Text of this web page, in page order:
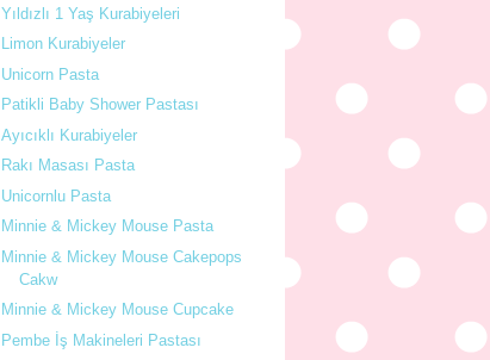
Yıldızlı 1 Yaş Kurabiyeleri
Limon Kurabiyeler
Unicorn Pasta
Patikli Baby Shower Pastası
Ayıcıklı Kurabiyeler
Rakı Masası Pasta
Unicornlu Pasta
Minnie & Mickey Mouse Pasta
Minnie & Mickey Mouse Cakepops
Cakw
Minnie & Mickey Mouse Cupcake
Pembe İş Makineleri Pastası